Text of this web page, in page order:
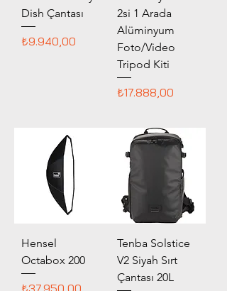
Dish Çantası
Fiyat
₺9.940,00
2si 1 Arada
Alüminyum
Foto/Video
Tripod Kiti
Fiyat
₺17.888,00
Hensel
Octabox 200
Fiyat
₺37.950,00
Tenba Solstice
V2 Siyah Sırt
Çantası 20L